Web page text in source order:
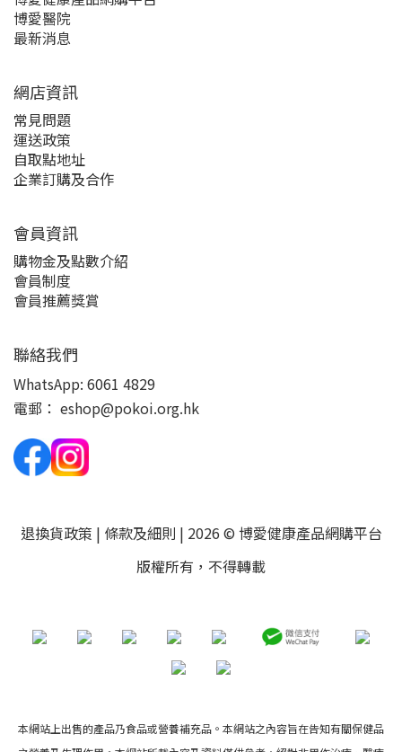
博愛醫院
最新消息
網店資訊
常見問題
運送政策
自取點地址
企業訂購及合作
會員資訊
購物金及點數介紹
會員制度
會員推薦獎賞
聯絡我們
WhatsApp: 6061 4829
電郵： eshop@pokoi.org.hk
退換貨政策 | 條款及細則 | 2026 © 博愛健康產品網購平台
版權所有，不得轉載
本網站上出售的產品乃食品或營養補充品。本網站之內容旨在告知有關保健品